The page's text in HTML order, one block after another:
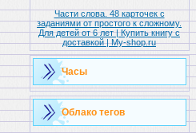
Части слова. 48 карточек с
заданиями от простого к сложному.
Для детей от 6 лет | Купить книгу с
доставкой | My-shop.ru
Часы
Облако тегов